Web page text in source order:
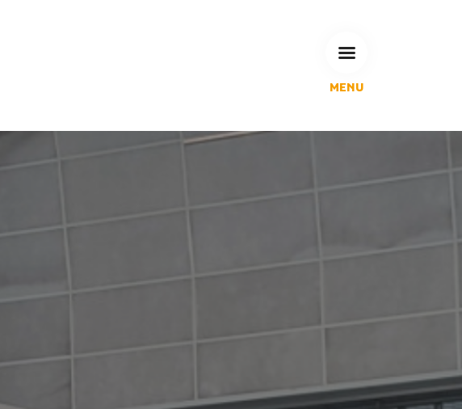
MENU
CALENDRIERS DE COLLECTE